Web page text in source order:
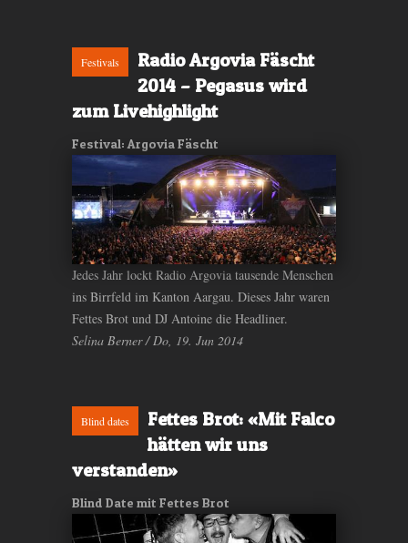
Festivals
Radio Argovia Fäscht
2014 – Pegasus wird
zum Livehighlight
Festival: Argovia Fäscht
Jedes Jahr lockt Radio Argovia tausende Menschen
ins Birrfeld im Kanton Aargau. Dieses Jahr waren
Fettes Brot und DJ Antoine die Headliner.
Selina Berner / Do, 19. Jun 2014
Blind dates
Fettes Brot: «Mit Falco
hätten wir uns
verstanden»
Blind Date mit Fettes Brot